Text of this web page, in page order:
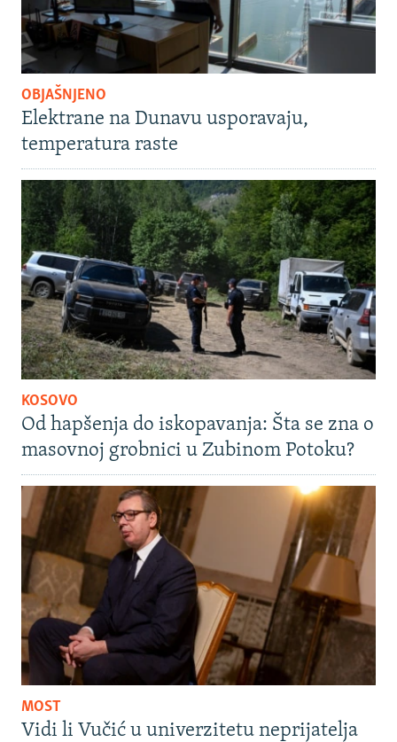
OBJAŠNJENO
Elektrane na Dunavu usporavaju,
temperatura raste
KOSOVO
Od hapšenja do iskopavanja: Šta se zna o
masovnoj grobnici u Zubinom Potoku?
MOST
Vidi li Vučić u univerzitetu neprijatelja